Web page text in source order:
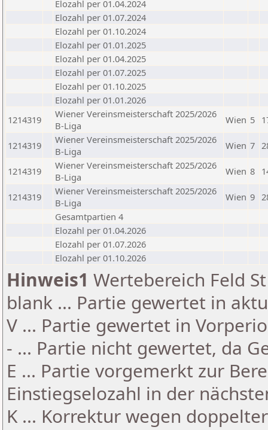
Elozahl per 01.04.2024
Elozahl per 01.07.2024
Elozahl per 01.10.2024
Elozahl per 01.01.2025
Elozahl per 01.04.2025
Elozahl per 01.07.2025
Elozahl per 01.10.2025
Elozahl per 01.01.2026
1214319
Wiener Vereinsmeisterschaft 2025/2026
B-Liga
Wien 5
1214319
Wiener Vereinsmeisterschaft 2025/2026
B-Liga
Wien 7
1214319
Wiener Vereinsmeisterschaft 2025/2026
B-Liga
Wien 8
1214319
Wiener Vereinsmeisterschaft 2025/2026
B-Liga
Wien 9
Gesamtpartien 4
Elozahl per 01.04.2026
Elozahl per 01.07.2026
Elozahl per 01.10.2026
Hinweis1 Wertebereich Feld
blank ... Partie gewertet in
V ... Partie gewertet in
- ... Partie nicht gewertet, da
E ... Partie vorgemerkt zur
Einstiegselozahl in der
K ... Korrektur wegen